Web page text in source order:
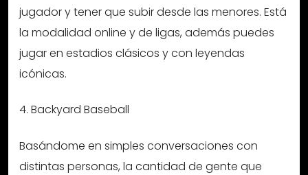
jugador y tener que subir desde las menores. Está
la modalidad online y de ligas, además puedes
jugar en estadios clásicos y con leyendas
icónicas.
4. Backyard Baseball
Basándome en simples conversaciones con
distintas personas, la cantidad de gente que